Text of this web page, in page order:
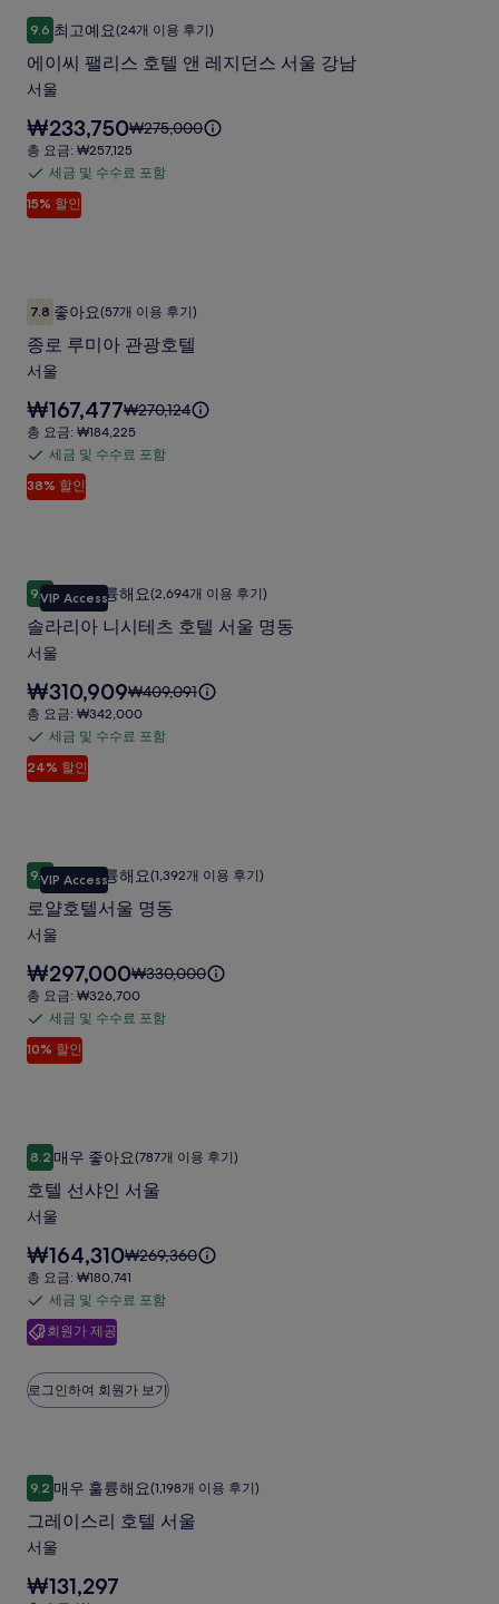
러
리
갤
러
리
수
료
포
에
이
씨
팰
리
스
호
텔
지
던
스
울
강
남
사
러
리
9.610점 만점 중 9.6점, 최고예요, (24개 이용 후기)
최고예요(24개 이용 후기)
에이씨 팰리스 호텔 앤 레지던스 서울 강남
서울
15% 할인
요
금
은
₩233,750
입
니
₩233,750요
금
은
금
대
세
한
정
세
요.
₩275,000
총
요
금:
₩257,125
총 요금: ₩257,125
세
금
료
함
세금 및 수수료 포함
에이씨 팰리스 호텔 앤 레지던스 서울 강남
루
미
아
관
광
호
진
갤
러
7.810점 만점 중 7.8점, 좋아요, (57개 이용 후기)
좋아요(57개 이용 후기)
종로 루미아 관광호텔
서울
38% 할인
요
금
은
₩167,477
입
니
₩167,477요
금
은
금
대
세
한
정
세
요.
₩270,124
총
요
금:
₩184,225
총 요금: ₩184,225
세
금
료
포
함
세금 및 수수료 포함
솔
라
리
아
니
시
테
츠
서
울
명
사
진
갤
러
VIP Access
9.210점 만점 중 9.2점, 매우 훌륭해요, (2,694개 이용 후기)
매우 훌륭해요(2,694개 이용 후기)
솔라리아 니시테츠 호텔 서울 명동
서울
24% 할인
요
금
은
₩310,909
입
니
₩310,909요
금
은
금
대
세
한
정
세
₩409,091
총
요
금:
₩342,000
총 요금: ₩342,000
세
금
료
포
함
세금 및 수수료 포함
솔라리아 니시테츠 호텔 서울 명동
로
얄
호
텔
서
울
명
동
갤
러
리
VIP Access
9.210점 만점 중 9.2점, 매우 훌륭해요, (1,392개 이용 후기)
매우 훌륭해요(1,392개 이용 후기)
로얄호텔서울 명동
서울
10% 할인
요
금
은
₩297,000
입
니
₩297,000요
금
은
금
대
세
정
인
해
주
₩330,000
총
요
금:
₩326,700
총 요금: ₩326,700
세
금
료
포
함
세금 및 수수료 포함
로얄호텔서울 명동
호
텔
선
샤
인
서
울
사
진
갤
8.210점 만점 중 8.2점, 매우 좋아요, (787개 이용 후기)
매우 좋아요(787개 이용 후기)
호텔 선샤인 서울
서울
회원가 제공
요
금
은
₩164,310
입
니
다.
₩164,310요
금
은
표
준
요
한
자
세
₩269,360
총
요
금:
₩180,741
총 요금: ₩180,741
세
금
수
수
함
세금 및 수수료 포함
호텔 선샤인 서울
로그인하여 회원가 보기
그
레
이
스
리
9.210점 만점 중 9.2점, 매우 훌륭해요, (1,198개 이용 후기)
매우 훌륭해요(1,198개 이용 후기)
그레이스리 호텔 서울
서울
요
₩131,297
그레이스리 호텔 서울